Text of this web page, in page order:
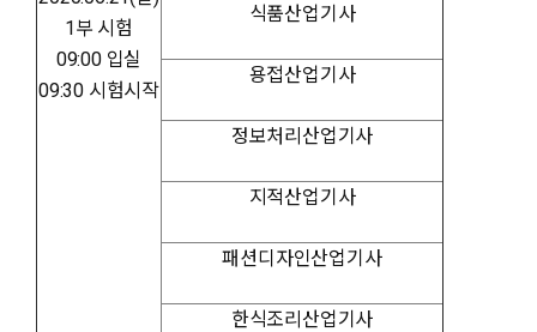
1부 시험
09:00 입실
09:30 시험시작
식품산업기사
용접산업기사
정보처리산업기사
지적산업기사
패션디자인산업기사
한식조리산업기사